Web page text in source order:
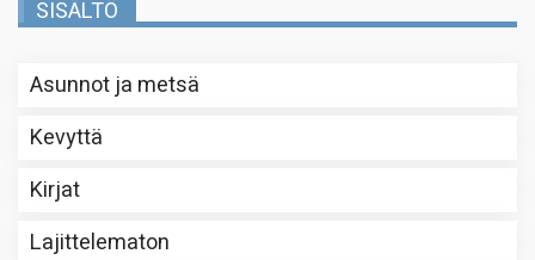
SISÄLTÖ
Asunnot ja metsä
Kevyttä
Kirjat
Lajittelematon